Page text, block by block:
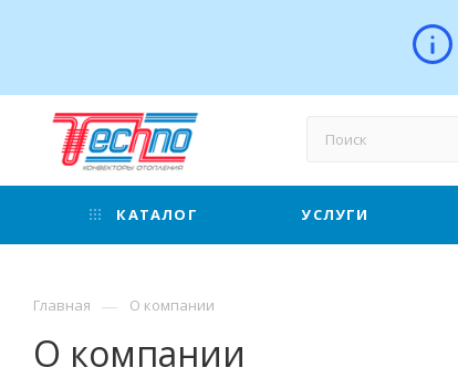
КАТАЛОГ УСЛУГИ
Главная — О компании
О компании